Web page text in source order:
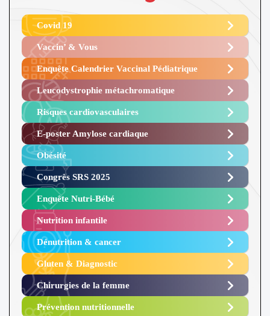
Covid 19
Vaccin’ & Vous
Enquête Calendrier Vaccinal Pédiatrique
Leucodystrophie métachromatique
Risques cardiovasculaires
E-poster Amylose cardiaque ​
Obésité ​
Congrès SRS 2025 ​
Enquête Nutri-Bébé ​
Nutrition infantile
Dénutrition & cancer
Gluten & Diagnostic
Chirurgies de la femme
Prévention nutritionnelle